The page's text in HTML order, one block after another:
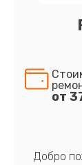
от
Добро